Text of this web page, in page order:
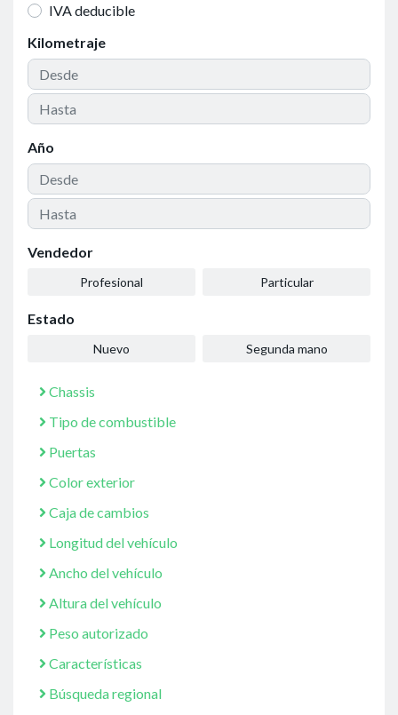
IVA deducible
Kilometraje
Año
Vendedor
Profesional Particular
Estado
Nuevo Segunda mano
Chassis
Tipo de combustible
Puertas
Color exterior
Caja de cambios
Longitud del vehículo
Ancho del vehículo
Altura del vehículo
Peso autorizado
Características
Búsqueda regional